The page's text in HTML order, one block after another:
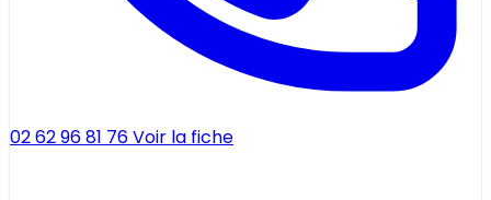
02 62 96 81 76Voir la fiche